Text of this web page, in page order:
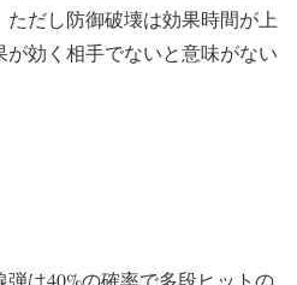
だし防御破壊は効果時間が上
効く相手でないと意味がない
は40%の確率で多段ヒットの